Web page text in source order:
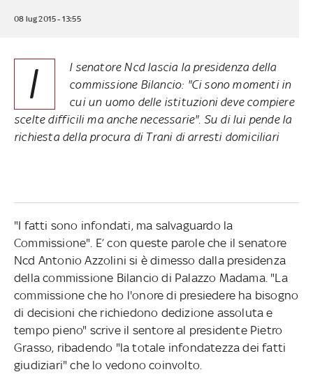
08 lug 2015 - 13:55
I
l senatore Ncd lascia la presidenza della
commissione Bilancio: "Ci sono momenti in
cui un uomo delle istituzioni deve compiere
scelte difficili ma anche necessarie". Su di lui pende la
richiesta della procura di Trani di arresti domiciliari
"I fatti sono infondati, ma salvaguardo la
Commissione". E’ con queste parole che il senatore
Ncd Antonio Azzolini si è dimesso dalla presidenza
della commissione Bilancio di Palazzo Madama. "La
commissione che ho l'onore di presiedere ha bisogno
di decisioni che richiedono dedizione assoluta e
tempo pieno" scrive il sentore al presidente Pietro
Grasso, ribadendo "la totale infondatezza dei fatti
giudiziari" che lo vedono coinvolto.